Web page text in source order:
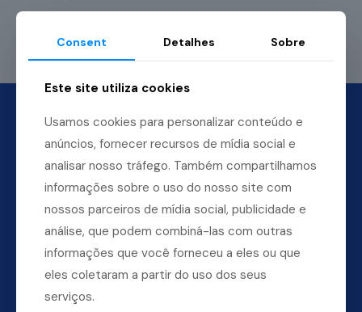
Dúvidas? Ligue para a nossa central.
Consent Detalhes Sobre
Este site utiliza cookies
Usamos cookies para personalizar conteúdo e
anúncios, fornecer recursos de mídia social e
analisar nosso tráfego. Também compartilhamos
informações sobre o uso do nosso site com
nossos parceiros de mídia social, publicidade e
análise, que podem combiná-las com outras
informações que você forneceu a eles ou que
eles coletaram a partir do uso dos seus
serviços.